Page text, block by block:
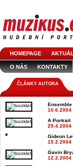
HOMEPAGE
O NÁS KONTAKTY
LOGO KE STAŽENÍ
ČLÁNKY AUTORA
Ensemble
10.6.2004
A Portrait
29.4.2004
Gideon
15.2.2004
Gavin
12.2.2004